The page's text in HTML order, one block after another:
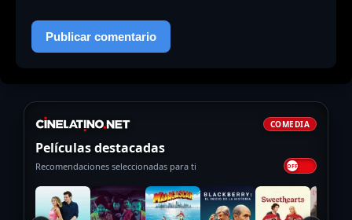
COMEDIA
Películas destacadas
Recomendaciones seleccionadas para ti